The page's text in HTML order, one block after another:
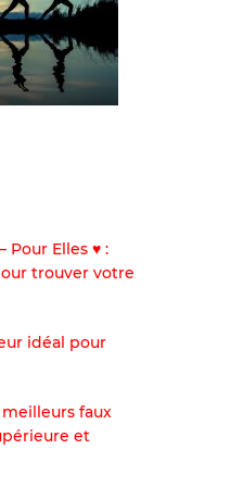
Pour Elles ♥ :
trouver votre
idéal pour
faux
et